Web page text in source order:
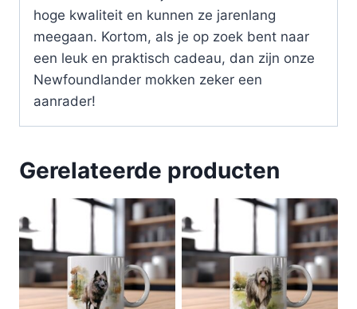
hoge kwaliteit en kunnen ze jarenlang
meegaan. Kortom, als je op zoek bent naar
een leuk en praktisch cadeau, dan zijn onze
Newfoundlander mokken zeker een
aanrader!
Gerelateerde producten